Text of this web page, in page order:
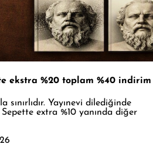
ekstra %20 toplam %40 indirim
Yayınevi dilediğinde
extra %10 yanında diğer